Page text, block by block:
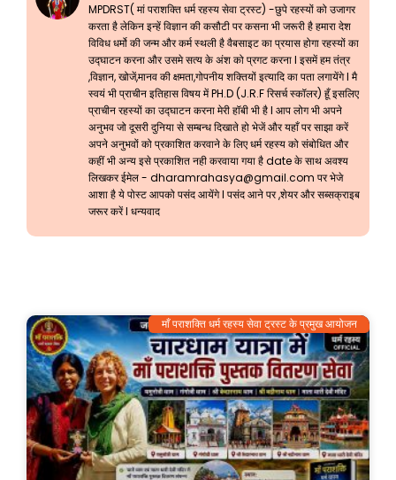
MPDRST( मां पराशक्ति धर्म रहस्य सेवा ट्रस्ट) -छुपे रहस्यों को उजागर
करता है लेकिन इन्हें विज्ञान की कसौटी पर कसना भी जरूरी है हमारा देश
विविध धर्मो की जन्म और कर्म स्थली है वैबसाइट का प्रयास होगा रहस्यों का
उद्घाटन करना और उसमे सत्य के अंश को प्रगट करना l इसमें हम तंत्र
,विज्ञान, खोजें,मानव की क्षमता,गोपनीय शक्तियों इत्यादि का पता लगायेंगे l मै
स्वयं भी प्राचीन इतिहास विषय में PH.D (J.R.F रिसर्च स्कॉलर) हूँ इसलिए
प्राचीन रहस्यों का उद्घाटन करना मेरी हॉबी भी है l आप लोग भी अपने
अनुभव जो दूसरी दुनिया से सम्बन्ध दिखाते हो भेजें और यहाँ पर साझा करें
अपने अनुभवों को प्रकाशित करवाने के लिए धर्म रहस्य को संबोधित और
कहीं भी अन्य इसे प्रकाशित नही करवाया गया है date के साथ अवश्य
लिखकर ईमेल - dharamrahasya@gmail.com पर भेजे
आशा है ये पोस्ट आपको पसंद आयेंगे l पसंद आने पर ,शेयर और सब्सक्राइब
जरूर करें l धन्यवाद
माँ पराशक्ति धर्म रहस्य सेवा ट्रस्ट के प्रमुख आयोजन